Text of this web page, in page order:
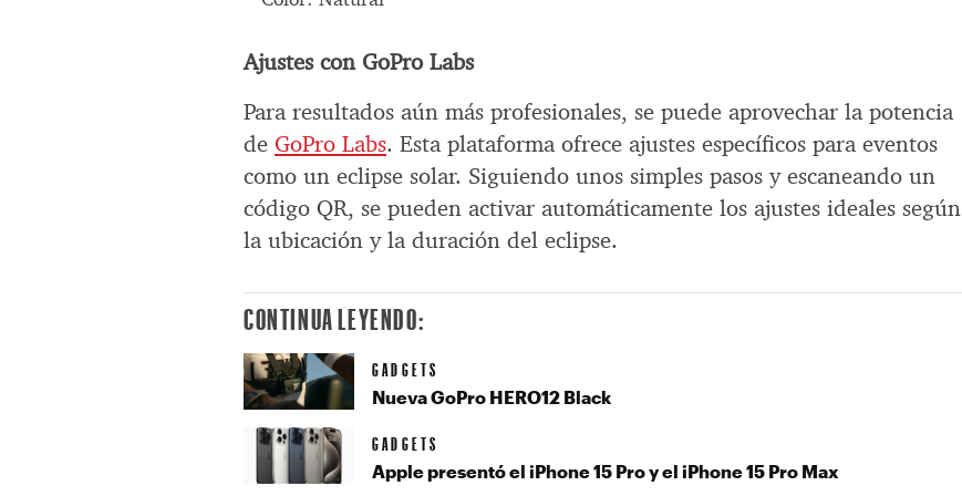
Ajustes con GoPro Labs
Para resultados aún más profesionales, se puede aprovechar la potencia
de GoPro Labs. Esta plataforma ofrece ajustes específicos para eventos
como un eclipse solar. Siguiendo unos simples pasos y escaneando un
código QR, se pueden activar automáticamente los ajustes ideales según
la ubicación y la duración del eclipse.
CONTINUA LEYENDO:
GADGETS
Nueva GoPro HERO12 Black
GADGETS
Apple presentó el iPhone 15 Pro y el iPhone 15 Pro Max